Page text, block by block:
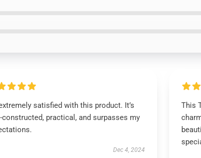
satisfied with this product. It’s
constructed, practical, and surpasses my
Dec 4, 2024
This